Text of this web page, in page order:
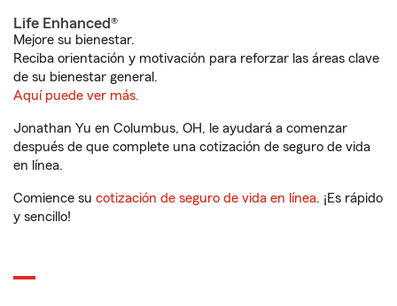
Life Enhanced®
Mejore su bienestar.
Reciba orientación y motivación para reforzar las áreas clave
de su bienestar general.
Aquí puede ver más.
Jonathan Yu en Columbus, OH, le ayudará a comenzar
después de que complete una cotización de seguro de vida
en línea.
Comience su cotización de seguro de vida en línea. ¡Es rápido
y sencillo!